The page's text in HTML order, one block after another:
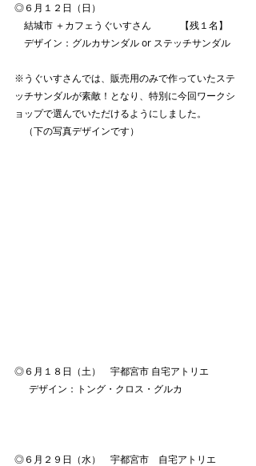
◎６月１２日（日）
    結城市 ＋カフェうぐいすさん　　　【残１名】
デザイン：グルカサンダル or ステッチサンダル
※うぐいすさんでは、販売用のみで作っていたステ
ッチサンダルが素敵！となり、特別に今回ワークシ
ョップで選んでいただけるようにしました。
（下の写真デザインです）
◎６月１８日（土）　宇都宮市 自宅アトリエ
デザイン：トング・クロス・グルカ
◎６月２９日（水）　宇都宮市　自宅アトリエ